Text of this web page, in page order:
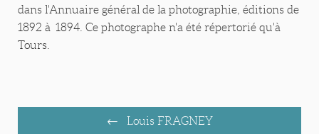
dans l'Annuaire général de la photographie, éditions de
1892 à 1894. Ce photographe n'a été répertorié qu'à
Tours.
Louis FRAGNEY